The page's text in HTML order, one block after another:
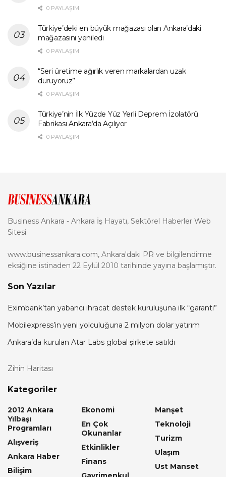
0 PAYLAŞIM
Türkiye’deki en büyük mağazası olan Ankara’daki
mağazasını yeniledi
0 PAYLAŞIM
“Seri üretime ağırlık veren markalardan uzak
duruyoruz”
0 PAYLAŞIM
Türkiye’nin İlk Yüzde Yüz Yerli Deprem İzolatörü
Fabrikası Ankara’da Açılıyor
0 PAYLAŞIM
Business Ankara - Ankara İş Hayatı, Sektörel Haberler Web
Sitesi
www.businessankara.com, Ankara'daki PR ve bilgilendirme
eksiğine istinaden 22 Eylül 2010 tarihinde yayına başlamıştır.
Son Yazılar
Eximbank’tan yabancı ihracat destek kuruluşuna ilk “garanti”
Mobilexpress’in yeni yolculuğuna 2 milyon dolar yatırım
Ankara’da kurulan Atar Labs global şirkete satıldı
Zihin Haritası
Kategoriler
2012 Ankara
Yılbaşı
Programları
Alışveriş
Ankara Haber
Bilişim
Ekonomi
En Çok
Okunanlar
Etkinlikler
Finans
Manşet
Teknoloji
Turizm
Ulaşım
Ust Manset